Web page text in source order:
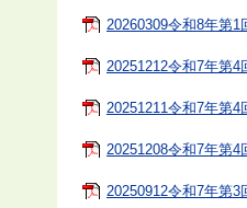
20260309令和8年第
20251212令和7年第
20251211令和7年第
20251208令和7年第
20250912令和7年第